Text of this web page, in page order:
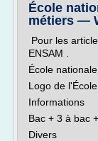
École
métiers —
Pour les
ENSAM .
École
Logo de
Informations
Bac + 3 à bac
Divers